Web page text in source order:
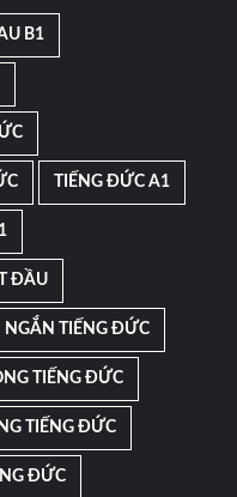
B1
TIẾNG ĐỨC A1
ĐẦU
NGẮN TIẾNG ĐỨC
TIẾNG ĐỨC
TIẾNG ĐỨC
ĐỨC